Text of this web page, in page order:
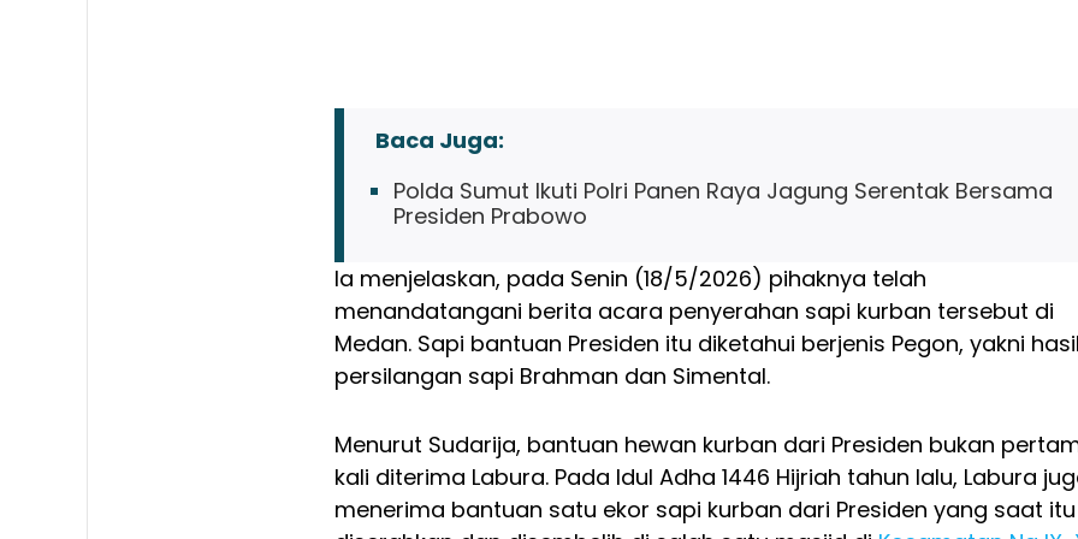
Baca Juga:
Polda Sumut Ikuti Polri Panen Raya Jagung Serentak Bersama
Presiden Prabowo
Ia menjelaskan, pada Senin (18/5/2026) pihaknya telah
menandatangani berita acara penyerahan sapi kurban tersebut di
Medan. Sapi bantuan Presiden itu diketahui berjenis Pegon, yakni hasil
persilangan sapi Brahman dan Simental.
Menurut Sudarija, bantuan hewan kurban dari Presiden bukan
kali diterima Labura. Pada Idul Adha 1446 Hijriah tahun lalu, Labura
menerima bantuan satu ekor sapi kurban dari Presiden yang saat itu